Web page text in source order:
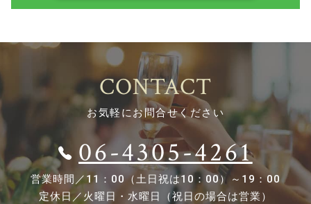
CONTACT
お気軽にお問合せください
06-4305-4261
営業時間／11：00（土日祝は10：00）～19：00
定休日／火曜日・水曜日（祝日の場合は営業）